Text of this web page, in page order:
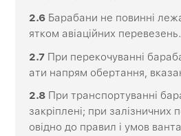
2.6 Барабани не повинні
ятком авіаційних перевезень.
2.7 При перекочуванні
ати напрям обертання,
2.8 При транспортуванні
закріплені; при залізничних
овідно до правил і умов